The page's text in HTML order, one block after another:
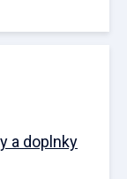
a doplnky